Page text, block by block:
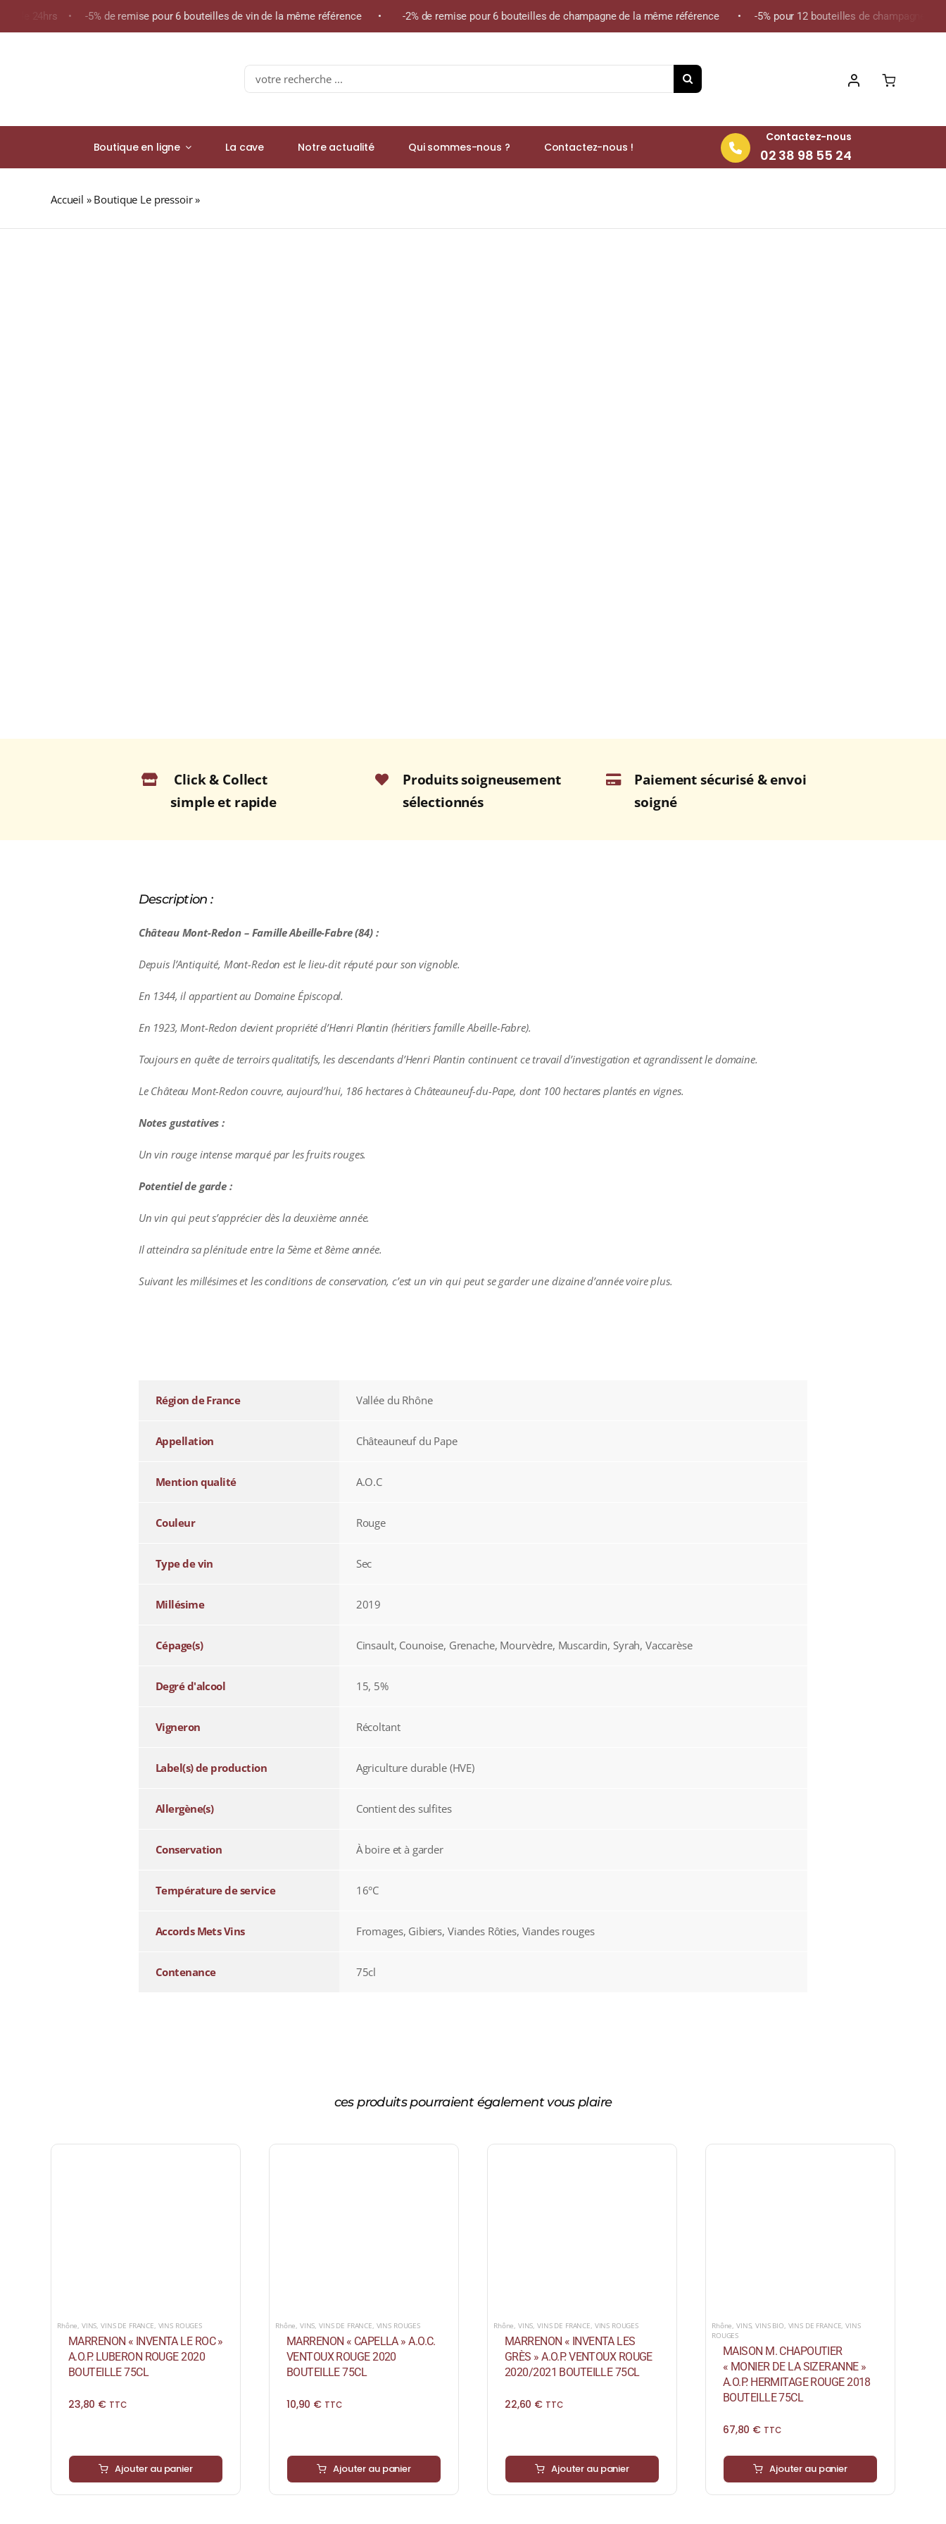
24hrs • -5% de remise pour 6 bouteilles de vin de la même référence • -2% de remise pour 6 bouteilles de champagne de la même référence • -5% pour 12 bouteilles de champagne de la
Search
for:
Boutique en ligne La cave Notre actualité Qui sommes-nous ? Contactez-nous !
Contactez-nous
02 38 98 55 24
Accueil » Boutique Le pressoir»
Click & Collect
simple et rapide
Produits soigneusement
sélectionnés
Paiement sécurisé & envoi
soigné
Description :
Château Mont-Redon – Famille Abeille-Fabre (84) :
Depuis l’Antiquité, Mont-Redon est le lieu-dit réputé pour son vignoble.
En 1344, il appartient au Domaine Épiscopal.
En 1923, Mont-Redon devient propriété d’Henri Plantin (héritiers famille Abeille-Fabre).
Toujours en quête de terroirs qualitatifs, les descendants d’Henri Plantin continuent ce travail d’investigation et agrandissent le domaine.
Le Château Mont-Redon couvre, aujourd’hui, 186 hectares à Châteauneuf-du-Pape, dont 100 hectares plantés en vignes.
Notes gustatives :
Un vin rouge intense marqué par les fruits rouges.
Potentiel de garde :
Un vin qui peut s’apprécier dès la deuxième année.
Il atteindra sa plénitude entre la 5ème et 8ème année.
Suivant les millésimes et les conditions de conservation, c’est un vin qui peut se garder une dizaine d’année voire plus.
Région de France Vallée du Rhône
Appellation Châteauneuf du Pape
Mention qualité A.O.C
Couleur Rouge
Type de vin Sec
Millésime 2019
Cépage(s) Cinsault, Counoise, Grenache, Mourvèdre, Muscardin, Syrah, Vaccarèse
Degré d'alcool 15, 5%
Vigneron Récoltant
Label(s) de production Agriculture durable (HVE)
Allergène(s) Contient des sulfites
Conservation À boire et à garder
Température de service 16°C
Accords Mets Vins Fromages, Gibiers, Viandes Rôties, Viandes rouges
Contenance 75cl
ces produits pourraient également vous plaire
Rhône VINS ,VINS DE FRANCE VINS ROUGES
MARRENON « INVENTA LE ROC »
A.O.P. LUBERON ROUGE 2020
BOUTEILLE 75CL
23,80 € TTC
Ajouter au panier
Rhône VINS ,VINS DE FRANCE VINS ROUGES
MARRENON « CAPELLA » A.O.C.
VENTOUX ROUGE 2020
BOUTEILLE 75CL
10,90 € TTC
Ajouter au panier
Rhône VINS ,VINS DE FRANCE VINS ROUGES
MARRENON « INVENTA LES
GRÈS » A.O.P. VENTOUX ROUGE
2020/2021 BOUTEILLE 75CL
22,60 € TTC
Ajouter au panier
Rhône, VINS,VINS BIO, VINS DE FRANCE,VINS
ROUGES
MAISON M. CHAPOUTIER
« MONIER DE LA SIZERANNE »
A.O.P. HERMITAGE ROUGE 2018
BOUTEILLE 75CL
67,80 € TTC
Ajouter au panier